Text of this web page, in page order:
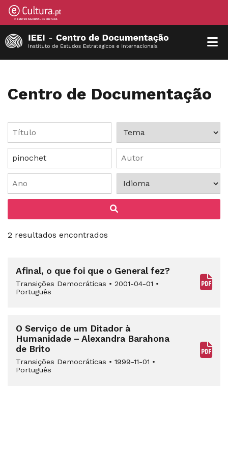
Centro de Documentação
2 resultados encontrados
Afinal, o que foi que o General fez?
Transições Democráticas • 2001-04-01 •
Português
O Serviço de um Ditador à
Humanidade – Alexandra Barahona
de Brito
Transições Democráticas • 1999-11-01 •
Português